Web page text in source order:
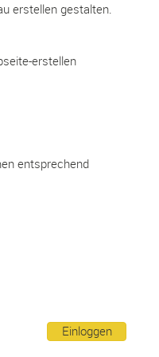
erstellen gestalten.
erstellen
entsprechend
Einloggen